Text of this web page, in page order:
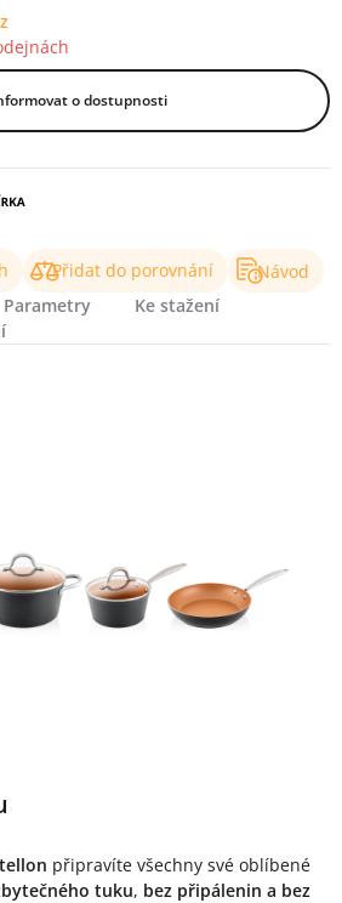
o dostupnosti
Přidat do porovnání
Návod
Parametry
Ke stažení
připravíte všechny své oblíbené
tuku, bez připálenin a bez